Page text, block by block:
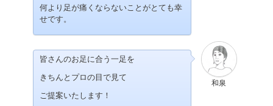
何より足が痛くならないことがとても幸
せです。
和泉
皆さんのお足に合う一足を
きちんとプロの目で見て
ご提案いたします！